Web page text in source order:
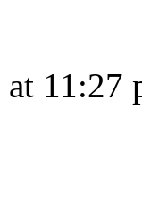
at 11:27